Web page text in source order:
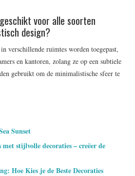
voor alle soorten
design?
verschillende ruimtes worden toegepast,
en kantoren, zolang ze op een subtiele
gebruikt om de minimalistische sfeer te
Sunset
stijlvolle decoraties – creëer de
Hoe Kies je de Beste Decoraties